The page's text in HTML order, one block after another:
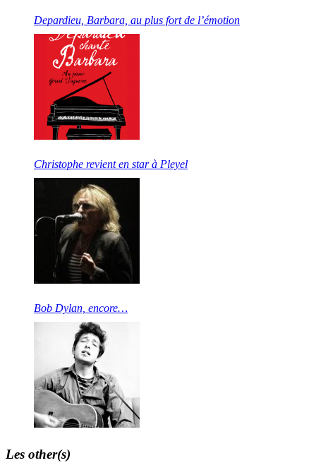
Depardieu, Barbara, au plus fort de l’émotion
Christophe revient en star à Pleyel
Bob Dylan, encore…
Les other(s)